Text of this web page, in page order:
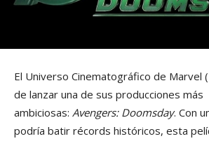
El Universo Cinematográfico de Marvel
de lanzar una de sus producciones más
ambiciosas: Avengers: Doomsday. Con
podría batir récords históricos, esta